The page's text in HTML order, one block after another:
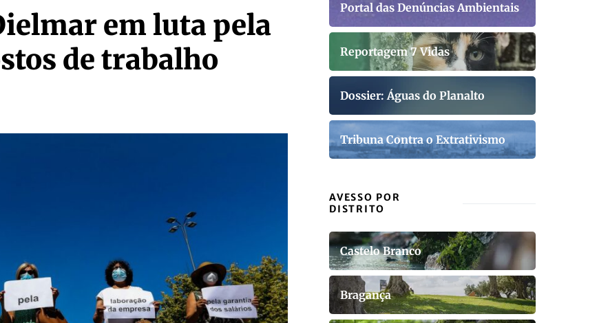
em luta pela
de trabalho
Portal das Denúncias Ambientais
Reportagem 7 Vidas
Dossier: Águas do Planalto
Tribuna Contra o Extrativismo
AVESSO POR
DISTRITO
Castelo Branco
Bragança